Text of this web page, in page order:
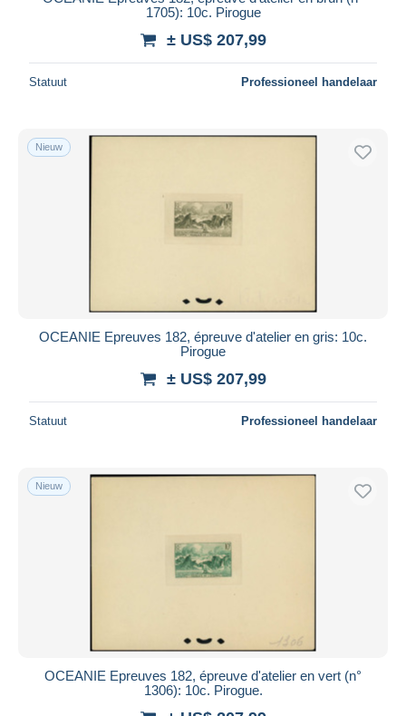
1705): 10c. Pirogue
± US$ 207,99
Statuut Professioneel handelaar
Nieuw
OCEANIE Epreuves 182, épreuve d'atelier en gris: 10c.
Pirogue
± US$ 207,99
Statuut Professioneel handelaar
Nieuw
OCEANIE Epreuves 182, épreuve d'atelier en vert (n°
1306): 10c. Pirogue.